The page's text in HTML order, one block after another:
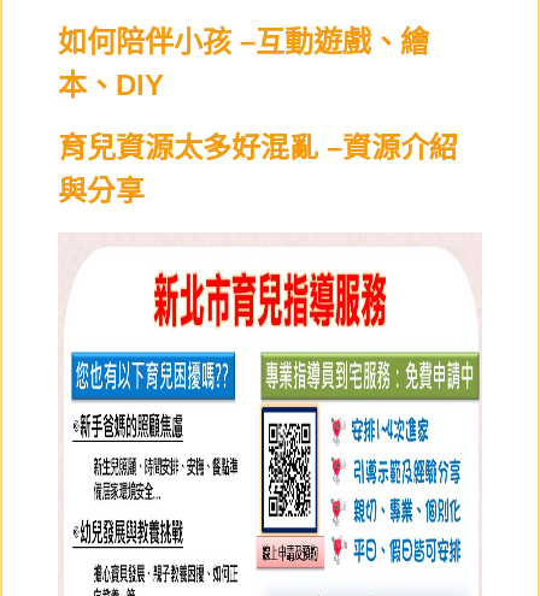
如何陪伴小孩 –互動遊戲、繪
本、DIY
育兒資源太多好混亂 –資源介紹
與分享